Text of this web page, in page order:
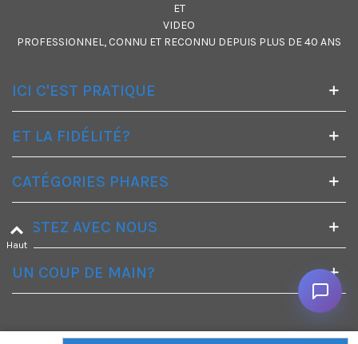
ET
VIDEO
PROFESSIONNEL, CONNU ET RECONNU DEPUIS PLUS DE 40 ANS
ICI C'EST PRATIQUE
ET LA FIDÉLITÉ?
CATÉGORIES PHARES
RESTEZ AVEC NOUS
UN COUP DE MAIN?
Haut